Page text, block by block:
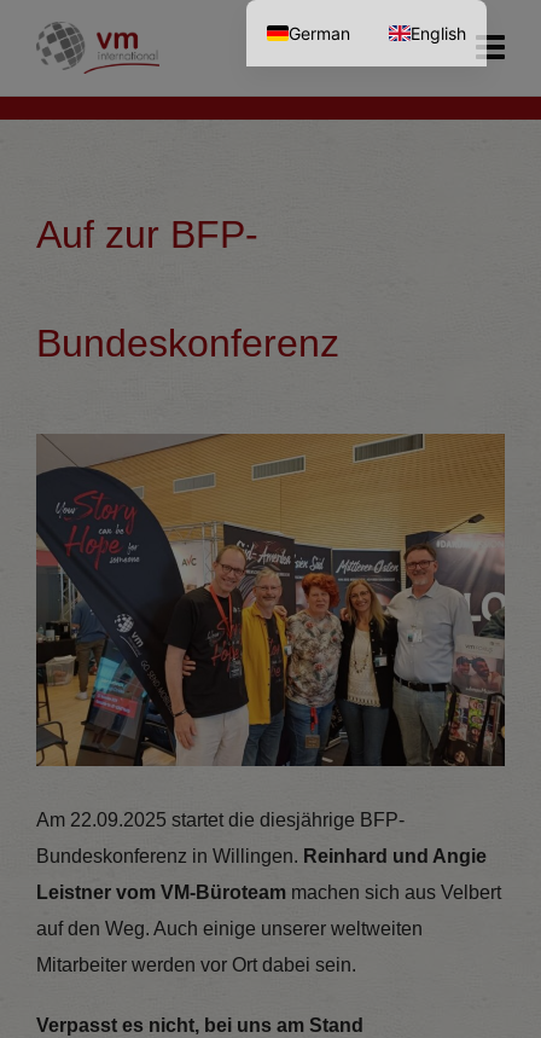
Auf zur BFP-
Bundeskonferenz
Am 22.09.2025 startet die diesjährige BFP-
Bundeskonferenz in Willingen. Reinhard und Angie
Leistner vom VM-Büroteam machen sich aus Velbert
auf den Weg. Auch einige unserer weltweiten
Mitarbeiter werden vor Ort dabei sein.
Verpasst es nicht, bei uns am Stand
German English